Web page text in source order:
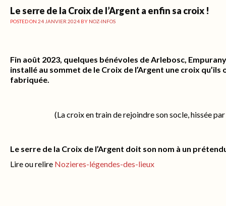
Le serre de la Croix de l’Argent a enfin sa croix !
POSTED ON 24 JANVIER 2024 BY NOZ-INFOS
Fin août 2023, quelques bénévoles de Arlebosc,
installé au sommet de le Croix de l’Argent une croix qu’ils
fabriquée.
(La croix en train de rejoindre son socle, hissée
Le serre de la Croix de l’Argent doit son nom à un
Lire ou relire Nozieres-légendes-des-lieux